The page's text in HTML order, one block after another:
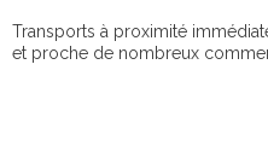
Transports à proximité
et proche de nombreux